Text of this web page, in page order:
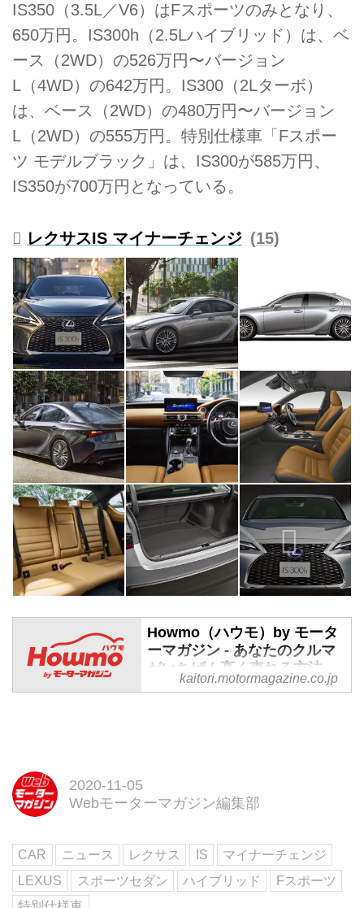
IS350（3.5L／V6）はFスポーツのみとなり、
650万円。IS300h（2.5Lハイブリッド）は、ベ
ース（2WD）の526万円〜バージョン
L（4WD）の642万円。IS300（2Lターボ）
は、ベース（2WD）の480万円〜バージョン
L（2WD）の555万円。特別仕様車「Fスポー
ツ モデルブラック」は、IS300が585万円、
IS350が700万円となっている。
レクサスIS マイナーチェンジ 15
Howmo（ハウモ）by モータ
ーマガジン - あなたのクルマ
がいちばん高く売れる方法
は？車買取査定の雑学サイト
kaitori.motormagazine.co.jp
2020-11-05
Webモーターマガジン編集部
CAR ニュース レクサス IS
マイナーチェンジ
LEXUS
スポーツセダン ハイブリッド
Fスポーツ